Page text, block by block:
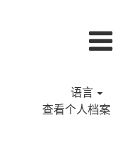
语言
查看个人档案